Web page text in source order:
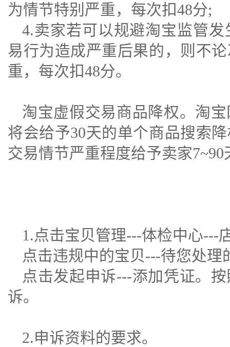
为情节特别严重，每次扣48分;
4.卖家若可以规避淘宝监管
易行为造成严重后果的，则不
重，每次扣48分。
淘宝虚假交易商品降权。淘
将会给予30天的单个商品搜索
交易情节严重程度给予卖家
1.点击宝贝管理---体检中心---
点击违规中的宝贝---待您处
点击发起申诉---添加凭证。
诉。
2.申诉资料的要求。